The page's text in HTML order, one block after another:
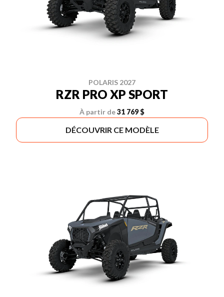
POLARIS 2027
RZR PRO XP SPORT
À partir de31 769 $
DÉCOUVRIR CE MODÈLE